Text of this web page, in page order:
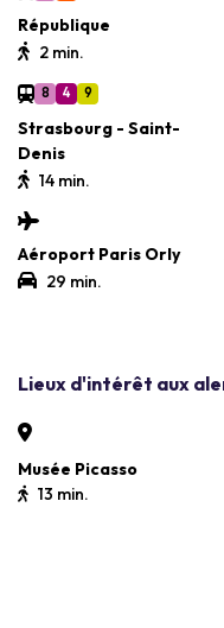
République
2 min.
8 4 9
Strasbourg - Saint-
Denis
14 min.
Aéroport Paris Orly
29 min.
Lieux d'intérêt aux
Musée Picasso
13 min.